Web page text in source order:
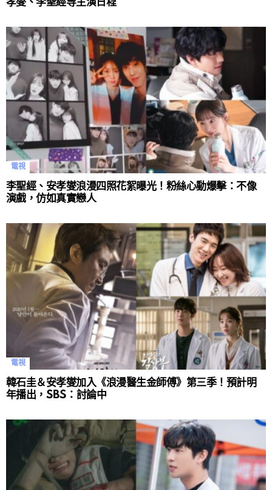
電視
李聖經、安孝燮浪漫四照花絮曝光！粉絲心動爆擊：不像
演戲，仿如真實戀人
電視
韓石圭＆安孝燮加入《浪漫醫生金師傅》第三季！預計明
年播出，SBS：討論中